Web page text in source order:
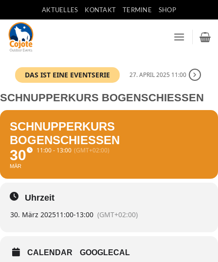
Inhalt
springen
AKTUELLES KONTAKT TERMINE SHOP
DAS IST EINE EVENTSERIE 27. APRIL 2025 11:00
SCHNUPPERKURS BOGENSCHIESSEN
SCHNUPPERKURS
BOGENSCHIESSEN
30
MÄR
11:00 - 13:00 (GMT+02:00)
Uhrzeit
30. März 202511:00-13:00 (GMT+02:00)
CALENDAR GOOGLECAL